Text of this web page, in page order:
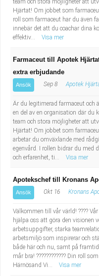
Undersköterska,
Bibliotekarie
Administrativ
Lärare i gymnasiet
team och stora möjligheter att
Hjärtat! Om jobbet som
roll som farmaceut har du även
innebär det att du coachar dina
effektiv...
Visa mer
Farmaceut till Apotek
extra erbjudande
Ansök Sep 8 Apotek
Är du legitimerad farmaceut och
en del av en organisation där du
team och stora möjligheter att
Hjärtat! Om jobbet som
arbetar du omväxlande med
egenvård. I rollen bidrar du med
och erfarenhet, ti...
Visa mer
Apotekschef till Kronans
Ansök Okt 16 Kronans
Välkommen till vår värld! ????
hjälpa oss att göra den visionen
arbetsuppgifter, starka
arbetsmiljö som inspirerar och
både här och nu, samt på
mår bra! ???????????? Din roll
Härnösand Vi...
Visa mer